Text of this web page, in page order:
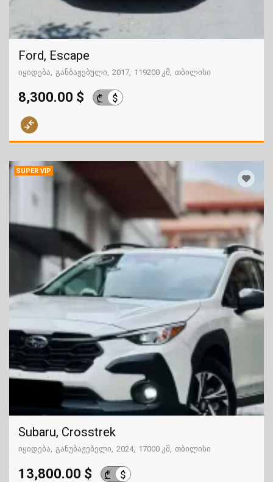
Ford, Escape
იყიდება განბაჟებული 2017 119200 კმ თბილისი
8,300.00 $ ₾ $
SUPER VIP
Subaru, Crosstrek
იყიდება განუბაჟებელი 2024 17000 კმ თბილისი
13,800.00 $ ₾ $